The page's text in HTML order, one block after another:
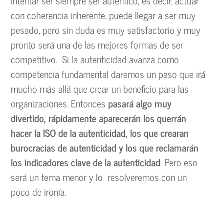
con coherencia inherente, puede llegar a ser muy
pesado, pero sin duda es muy satisfactorio y muy
pronto será una de las mejores formas de ser
competitivo. Si la autenticidad avanza como
competencia fundamental daremos un paso que irá
mucho más allá que crear un beneficio para las
organizaciones. Entonces pasará algo muy
divertido, rápidamente aparecerán los querrán
hacer la ISO de la autenticidad, los que crearan
burocracias de autenticidad y los que reclamarán
los indicadores clave de la autenticidad. Pero eso
será un tema menor y lo resolveremos con un
poco de ironía.